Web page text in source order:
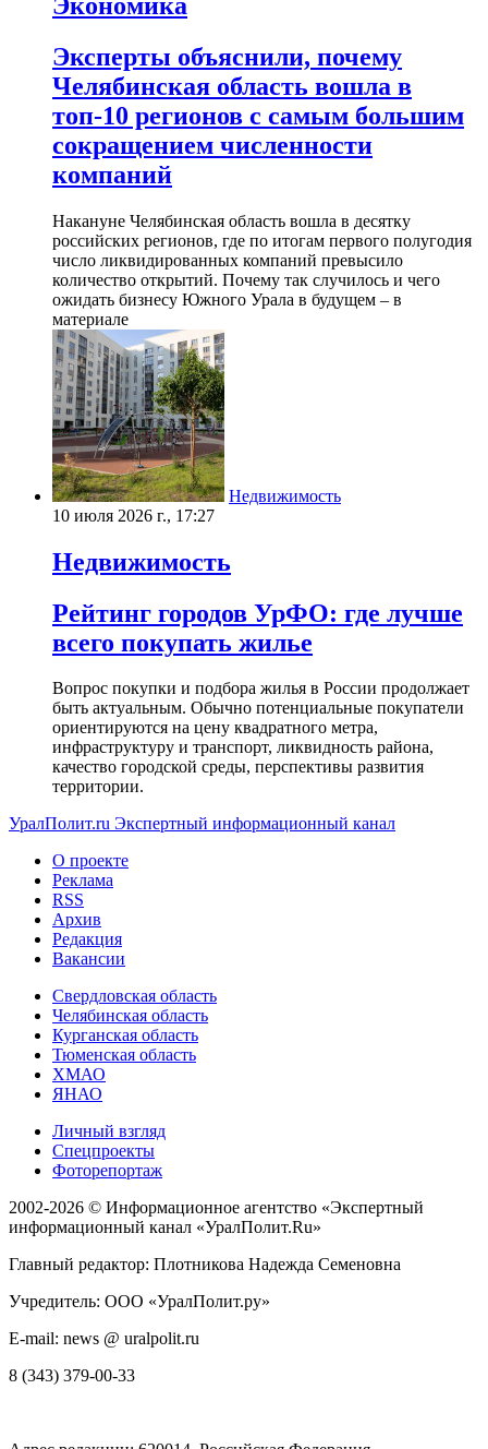
Эксперты объяснили, почему
Челябинская область вошла в
топ-10 регионов с самым большим
сокращением численности
компаний
Накануне Челябинская область вошла в десятку
российских регионов, где по итогам первого полугодия
число ликвидированных компаний превысило
количество открытий. Почему так случилось и чего
ожидать бизнесу Южного Урала в будущем – в
материале
Недвижимость
10 июля 2026 г., 17:27
Недвижимость
Рейтинг городов УрФО: где лучше
всего покупать жилье
Вопрос покупки и подбора жилья в России продолжает
быть актуальным. Обычно потенциальные покупатели
ориентируются на цену квадратного метра,
инфраструктуру и транспорт, ликвидность района,
качество городской среды, перспективы развития
территории.
УралПолит.ru Экспертный информационный канал
О проекте
Реклама
RSS
Архив
Редакция
Вакансии
Свердловская область
Челябинская область
Курганская область
Тюменская область
ХМАО
ЯНАО
Личный взгляд
Спецпроекты
Фоторепортаж
2002-2026 © Информационное агентство «Экспертный
информационный канал «УралПолит.Ru»
Главный редактор: Плотникова Надежда Семеновна
Учредитель: ООО «УралПолит.ру»
E-mail: news @ uralpolit.ru
8 (343) 379-00-33